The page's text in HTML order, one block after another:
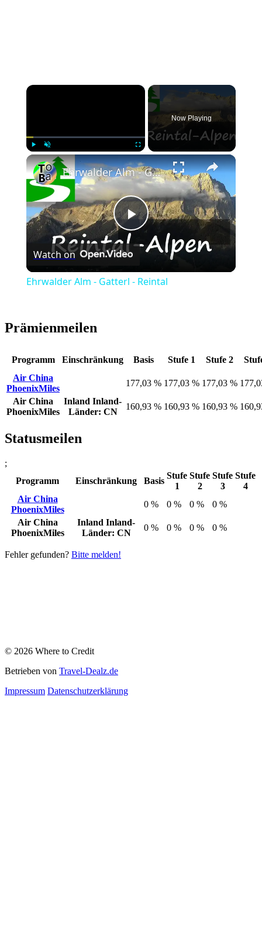
×
Play Unmute Fullscreen
Now Playing
×
Play
Video
Ehrwalder Alm - Gatterl - Reintal
Watch on
Ehrwalder Alm - Gatterl - Reintal
Prämienmeilen
Programm Einschränkung Basis Stufe 1 Stufe 2
Air China
PhoenixMiles
177,03 % 177,03 % 177,03 %
Air China
PhoenixMiles
Inland Inland-
Länder: CN
160,93 % 160,93 % 160,93 %
Statusmeilen
;
Programm
Einschränkung Basis
Stufe
1
Stufe
2
Stufe
3
Stufe
4
Air China
PhoenixMiles
0 % 0 % 0 %
0 %
Air China
PhoenixMiles
Inland Inland-
Länder: CN
0 % 0 % 0 % 0 %
Fehler gefunden? Bitte melden!
© 2026 Where to Credit
Betrieben von Travel-Dealz.de
Impressum Datenschutzerklärung